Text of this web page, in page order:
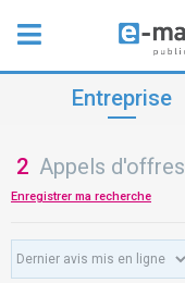
Entreprise
2 Appels d'offres
Enregistrer ma recherche